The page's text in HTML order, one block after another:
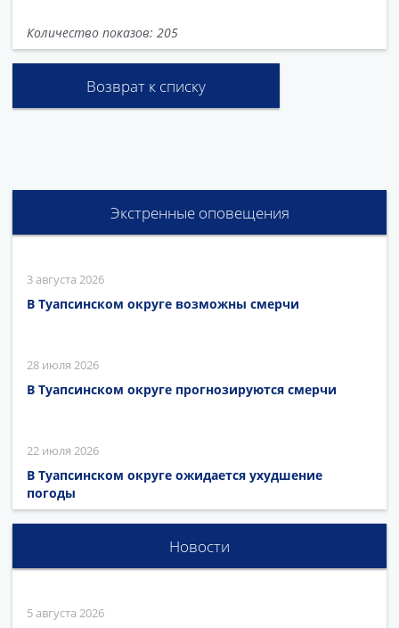
Количество показов: 205
Возврат к списку
Экстренные оповещения
3 августа 2026
В Туапсинском округе возможны смерчи
28 июля 2026
В Туапсинском округе прогнозируются смерчи
22 июля 2026
В Туапсинском округе ожидается ухудшение
погоды
Новости
5 августа 2026